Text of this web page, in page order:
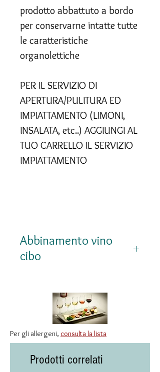
prodotto abbattuto a bordo
per conservarne intatte tutte
le caratteristiche
organolettiche
PER IL SERVIZIO DI
APERTURA/PULITURA ED
IMPIATTAMENTO (LIMONI,
INSALATA, etc..) AGGIUNGI AL
TUO CARRELLO IL SERVIZIO
IMPIATTAMENTO
Abbinamento vino
cibo
naturale è ilBlanc de Mer
profumatissimo e sapido
bianco di Guascogna di
Domaine de La Haille
Per gli allergeni, consulta la lista
Prodotti correlati